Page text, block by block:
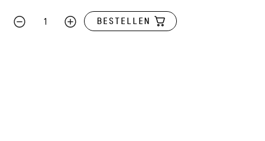
BESTELLEN